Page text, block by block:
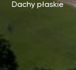
Dachy płaskie